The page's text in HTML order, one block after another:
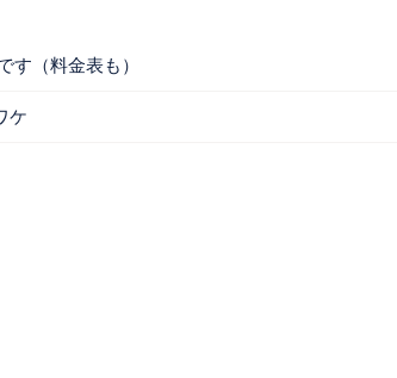
す（料金表も）
ケ